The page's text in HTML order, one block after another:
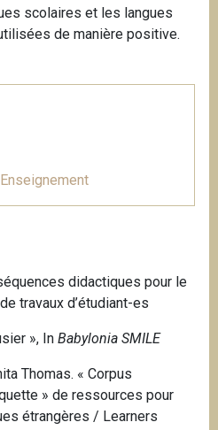
scolaires et les langues
de manière positive.
Enseignement
didactiques pour le
travaux d’étudiant-es
», In Babylonia SMILE
Thomas. « Corpus
» de ressources pour
étrangères / Learners